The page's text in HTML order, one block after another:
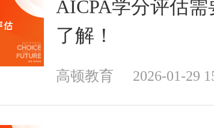
AICPA学分评估
了解！
高顿教育 2026-01-29